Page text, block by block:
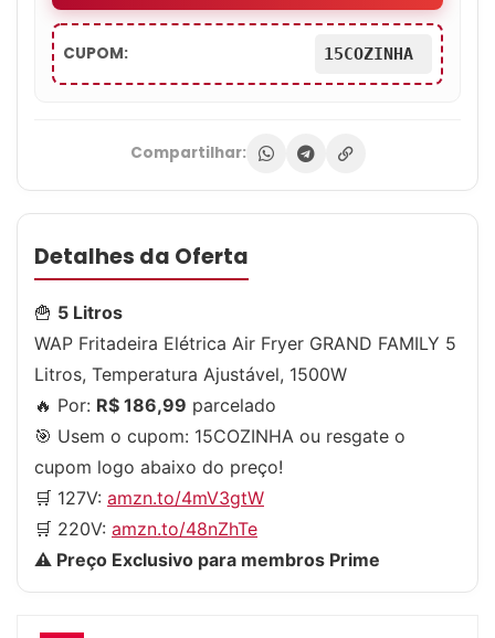
CUPOM: 15COZINHA
Compartilhar:
Detalhes da Oferta
🍟 5 Litros
WAP Fritadeira Elétrica Air Fryer GRAND FAMILY 5
Litros, Temperatura Ajustável, 1500W
🔥 Por: R$ 186,99 parcelado
🎯 Usem o cupom: 15COZINHA ou resgate o
cupom logo abaixo do preço!
🛒 127V: amzn.to/4mV3gtW
🛒 220V: amzn.to/48nZhTe
⚠️ Preço Exclusivo para membros Prime